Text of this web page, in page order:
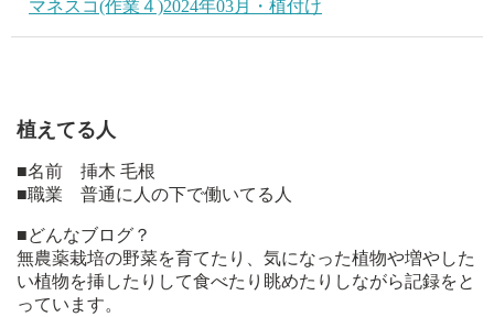
マネスコ(作業４)2024年03月・植付け
植えてる人
■名前 挿木 毛根
■職業 普通に人の下で働いてる人
■どんなブログ？
無農薬栽培の野菜を育てたり、気になった植物や増やした
い植物を挿したりして食べたり眺めたりしながら記録をと
っています。